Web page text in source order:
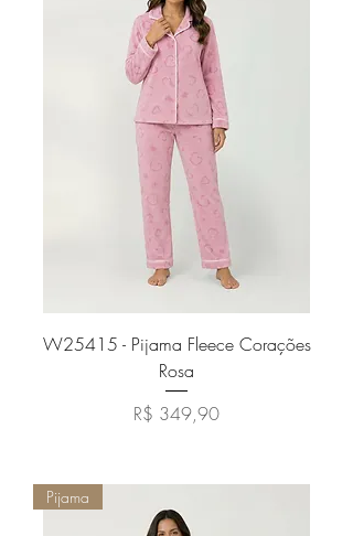
W25415 - Pijama Fleece Corações
Rosa
Preço
R$ 349,90
Pijama